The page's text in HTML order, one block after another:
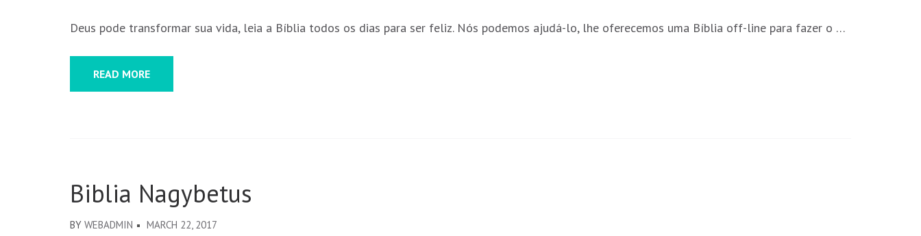
Deus pode transformar sua vida, leia a Bíblia todos os dias para ser feliz. Nós podemos ajudá-lo, lhe oferecemos uma Bíblia off-line para fazer o …
READ MORE
Biblia Nagybetus
BY WEBADMIN MARCH 22, 2017